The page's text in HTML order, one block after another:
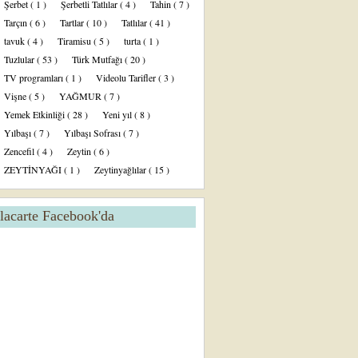
Şerbet( 1 ) Şerbetli Tatlılar( 4 ) Tahin ( 7 )
Tarçın ( 6 ) Tartlar( 10 ) Tatlılar( 41 )
tavuk( 4 ) Tiramisu ( 5 ) turta( 1 )
Tuzlular( 53 ) Türk Mutfağı( 20 )
TV programları( 1 ) Videolu Tarifler( 3 )
Vişne( 5 ) YAĞMUR ( 7 )
Yemek Etkinliği( 28 ) Yeni yıl( 8 )
Yılbaşı( 7 ) Yılbaşı Sofrası( 7 )
Zencefil( 4 ) Zeytin ( 6 )
ZEYTİNYAĞI( 1 ) Zeytinyağlılar( 15 )
Facebook'da